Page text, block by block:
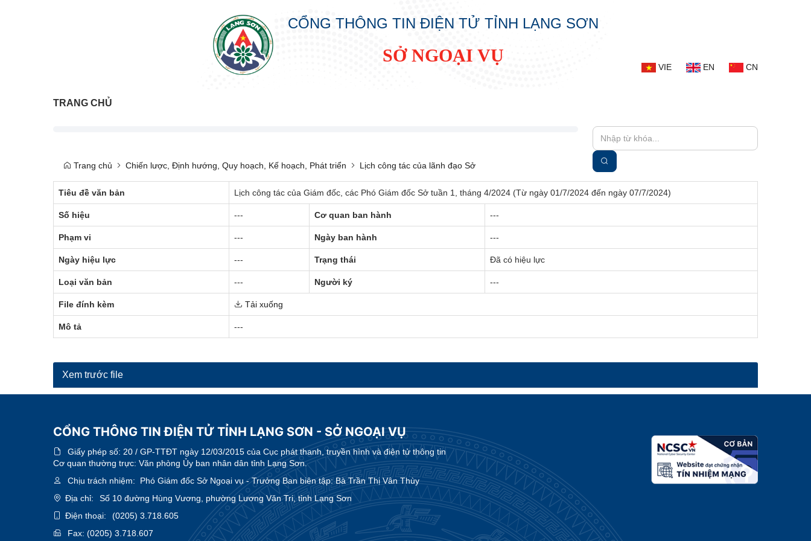
CỔNG THÔNG TIN ĐIỆN TỬ TỈNH LẠNG SƠN
SỞ NGOẠI VỤ
VIE EN CN
TRANG CHỦ
Trang chủ Chiến lược, Định hướng, Quy hoạch, Kế hoạch, Phát triển Lịch công tác của lãnh đạo Sở
Tiêu đề văn bản Lịch công tác của Giám đốc, các Phó Giám đốc Sở tuần 1, tháng 4/2024 (Từ ngày 01/7/2024 đến ngày 07/7/2024)
Số hiệu --- Cơ quan ban hành ---
Phạm vi --- Ngày ban hành ---
Ngày hiệu lực --- Trạng thái Đã có hiệu lực
Loại văn bản --- Người ký ---
File đính kèm Tải xuống
Mô tả ---
Xem trước file
CỔNG THÔNG TIN ĐIỆN TỬ TỈNH LẠNG SƠN - SỞ NGOẠI VỤ
Giấy phép số: 20 / GP-TTĐT ngày 12/03/2015 của Cục phát thanh, truyền hình và điện tử thông tin
Cơ quan thường trực: Văn phòng Ủy ban nhân dân tỉnh Lạng Sơn.
Chịu trách nhiệm: Phó Giám đốc Sở Ngoại vụ - Trưởng Ban biên tập: Bà Trần Thị Vân Thùy
Địa chỉ:
Số 10 đường Hùng Vương, phường Lương Văn Tri, tỉnh Lạng Sơn
Điện thoại:
(0205) 3.718.605
Fax: (0205) 3.718.607